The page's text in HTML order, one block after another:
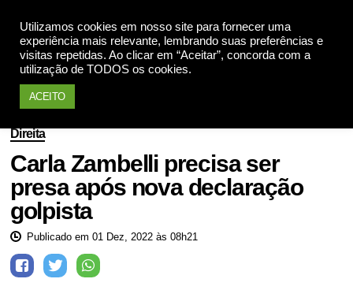
Utilizamos cookies em nosso site para fornecer uma
experiência mais relevante, lembrando suas preferências e
visitas repetidas. Ao clicar em “Aceitar”, concorda com a
utilização de TODOS os cookies.
ACEITO
Direita
Carla Zambelli precisa ser
presa após nova declaração
golpista
Publicado em 01 Dez, 2022 às 08h21